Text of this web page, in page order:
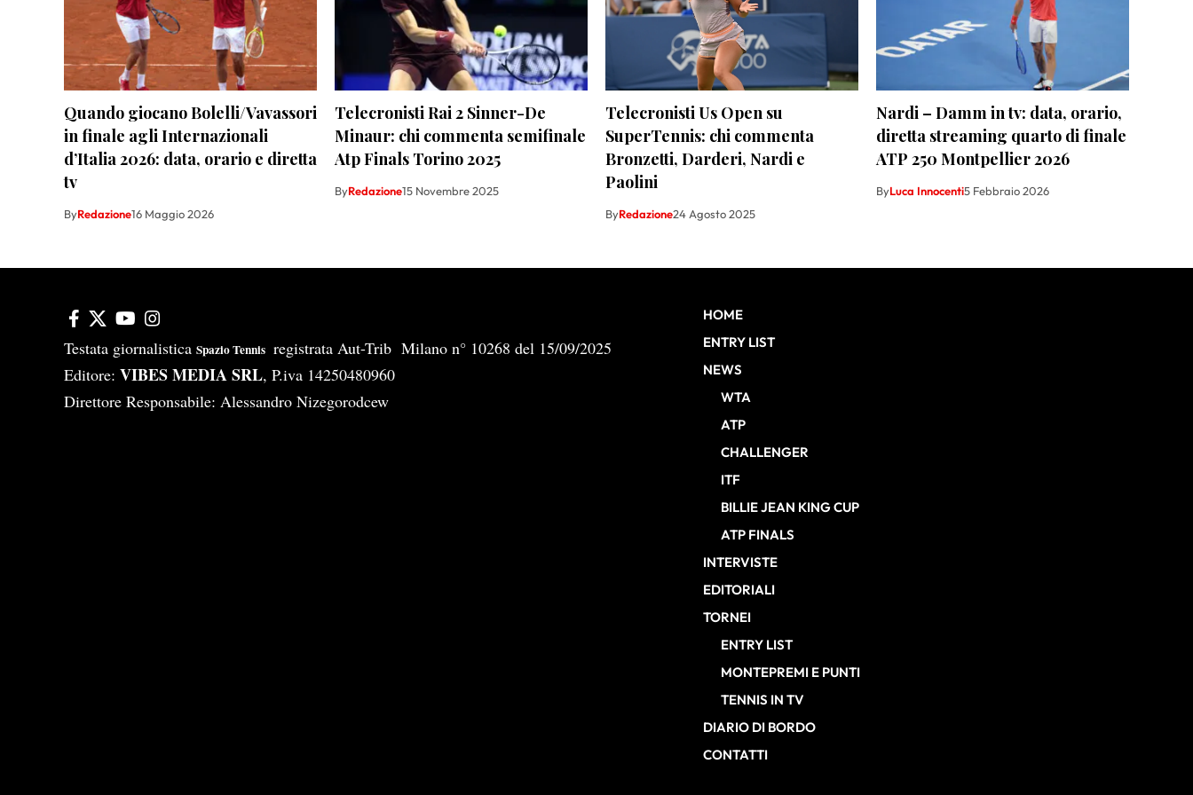
Quando giocano Bolelli/Vavassori
in finale agli Internazionali
d’Italia 2026: data, orario e diretta
tv
ByRedazione16 Maggio 2026
Telecronisti Rai 2 Sinner-De
Minaur: chi commenta semifinale
Atp Finals Torino 2025
ByRedazione15 Novembre 2025
Telecronisti Us Open su
SuperTennis: chi commenta
Bronzetti, Darderi, Nardi e
Paolini
ByRedazione24 Agosto 2025
Nardi – Damm in tv: data, orario,
diretta streaming quarto di finale
ATP 250 Montpellier 2026
ByLuca Innocenti5 Febbraio 2026
Testata giornalistica Spazio Tennis registrata Aut-Trib Milano n° 10268 del 15/09/2025
Editore: VIBES MEDIA SRL, P.iva 14250480960
Direttore Responsabile: Alessandro Nizegorodcew
HOME
ENTRY LIST
NEWS
WTA
ATP
CHALLENGER
ITF
BILLIE JEAN KING CUP
ATP FINALS
INTERVISTE
EDITORIALI
TORNEI
ENTRY LIST
MONTEPREMI E PUNTI
TENNIS IN TV
DIARIO DI BORDO
CONTATTI